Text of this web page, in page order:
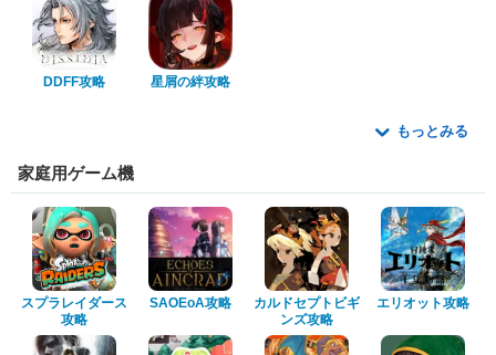
DDFF攻略 星屑の絆攻略
もっとみる
家庭用ゲーム機
スプラレイダース
攻略
SAOEoA攻略
カルドセプトビギ
ンズ攻略
エリオット攻略